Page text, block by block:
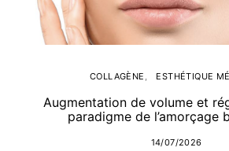
COLLAGÈNE ESTHÉTIQUE
Augmentation de volume et
paradigme de l’amorçage
14/07/2026